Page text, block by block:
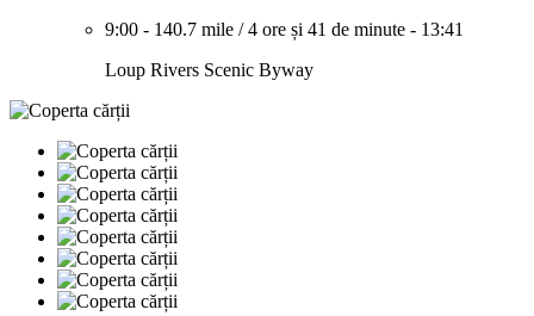
9:00 - 140.7 mile /4 ore și 41 de minute - 13:41
Loup Rivers Scenic Byway